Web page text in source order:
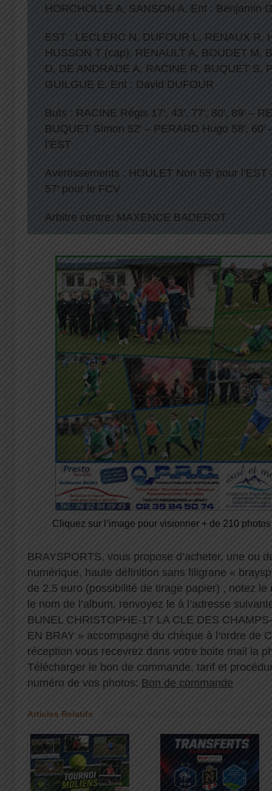
HORCHOLLE A, SANSON A. Ent : Benjamin
EST : LECLERC N, DUFOUR L, RENAUX R,
HUSSON T (cap), RENAULT A, BOUDET M,
D, DE ANDRADE A, RACINE R, BUQUET S,
GUILGUE E. Ent : David DUFOUR
Buts : RACINE Régis 17′, 43′, 77′, 80′, 89′ –
BUQUET Simon 52′ – PERARD Hugo 58′, 60′
l’EST
Avertissements : HOULET Non 55′ pour
57′ pour le FCV
Arbitre centre: MAXENCE BADEROT
Cliquez sur l’image pour visionner + de 210
BRAYSPORTS, vous propose d’acheter, une ou
numérique, haute définition sans filigrane «
de 2.5 euro (possibilité de tirage papier) , notez
le nom de l’album, renvoyez le à l’adresse
BUNEL CHRISTOPHE-17 LA CLE DES
EN BRAY » accompagné du chèque à l’ordre de
réception vous recevrez dans votre boite mail la
Télécharger le bon de commande, tarif et
numéro de vos photos: Bon de commande
Articles Relatifs